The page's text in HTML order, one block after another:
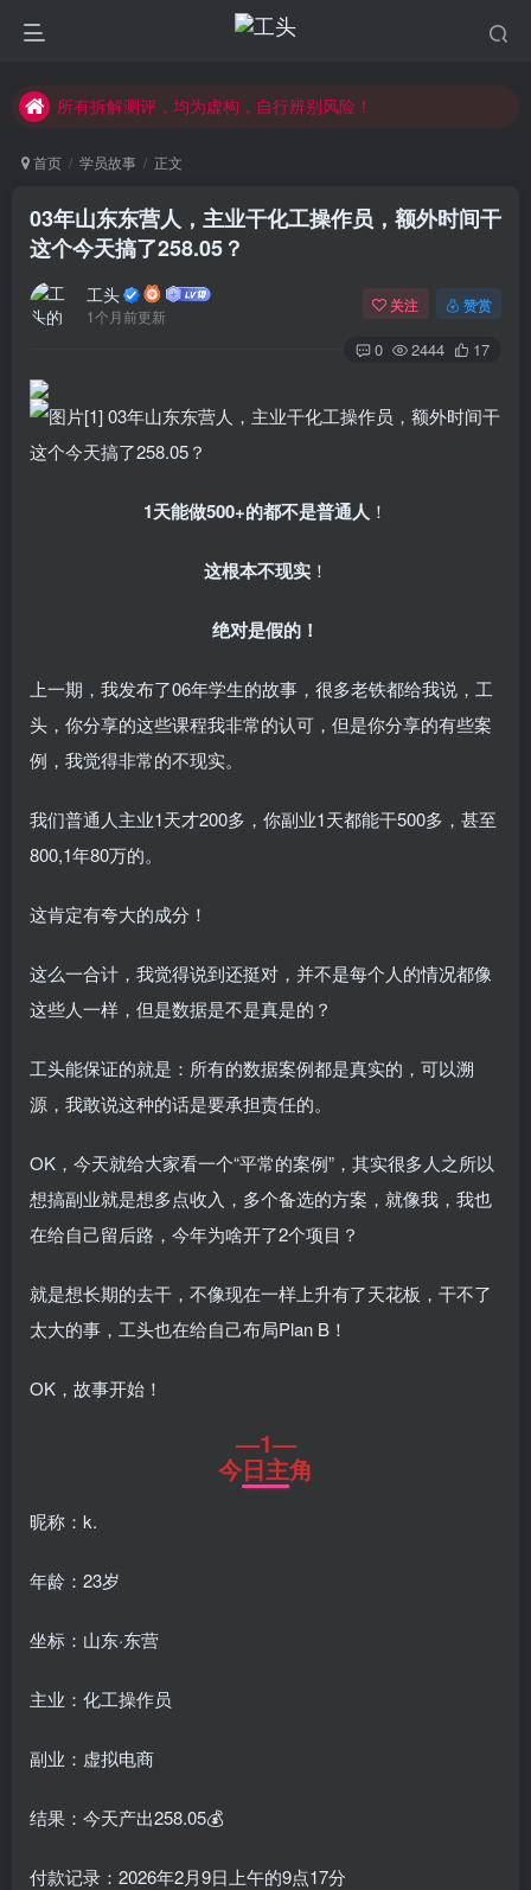
副业学习，请先学习公开内容，注意防骗。
所有拆解测评，均为虚构，自行辨别风险！
首页 学员故事 正文
03年山东东营人，主业干化工操作员，额外时间干
这个今天搞了258.05？
工头
1个月前更新
关注 赞赏
0 2444 17
1天能做500+的都不是普通人 ！
这根本不现实！
绝对是假的！
上一期，我发布了06年学生的故事，很多老铁都给我说，工
头，你分享的这些课程我非常的认可，但是你分享的有些案
例，我觉得非常的不现实。
我们普通人主业1天才200多，你副业1天都能干500多，甚至
800,1年80万的。
这肯定有夸大的成分！
这么一合计，我觉得说到还挺对，并不是每个人的情况都像
这些人一样，但是数据是不是真是的？
工头能保证的就是：所有的数据案例都是真实的，可以溯
源，我敢说这种的话是要承担责任的。
OK，今天就给大家看一个“平常的案例”，其实很多人之所以
想搞副业就是想多点收入，多个备选的方案，就像我，我也
在给自己留后路，今年为啥开了2个项目？
就是想长期的去干，不像现在一样上升有了天花板，干不了
太大的事，工头也在给自己布局Plan B！
OK，故事开始！
—1—
今日主角
昵称：k.
年龄：23岁
坐标：山东·东营
主业：化工操作员
副业：虚拟电商
结果：今天产出258.05💰
付款记录：2026年2月9日上午的9点17分